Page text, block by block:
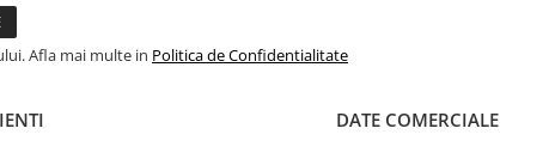
Afla mai multe in Politica de Confidentialitate
DATE COMERCIALE